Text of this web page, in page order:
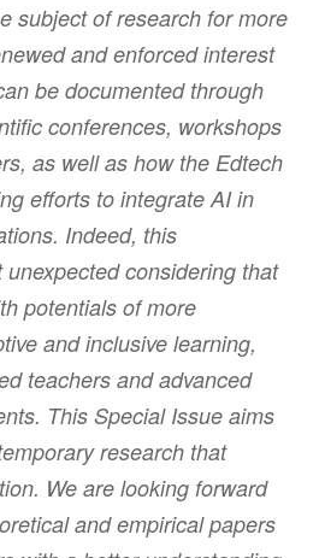
subject of research for more
and enforced interest
be documented through
conferences, workshops
as well as how the Edtech
efforts to integrate AI in
Indeed, this
considering that
potentials of more
and inclusive learning,
teachers and advanced
This Special Issue aims
research that
We are looking forward
and empirical papers